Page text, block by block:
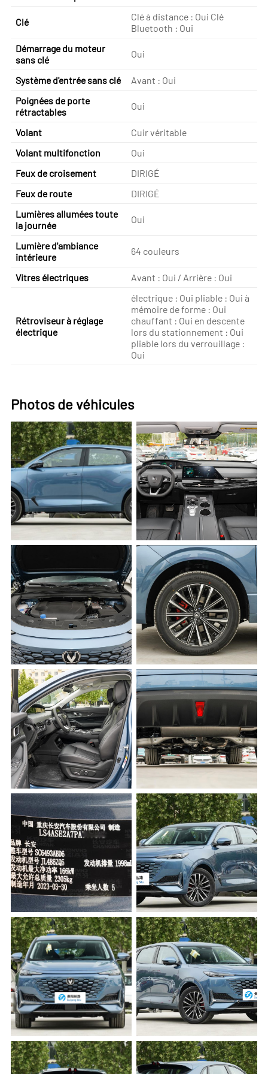
Clé
Clé à distance : Oui Clé
Bluetooth : Oui
Démarrage du moteur
sans clé
Oui
Système d'entrée sans clé
Avant : Oui
Poignées de porte
rétractables
Oui
Volant
Cuir véritable
Volant multifonction
Oui
Feux de croisement
DIRIGÉ
Feux de route
DIRIGÉ
Lumières allumées toute
la journée
Oui
Lumière d'ambiance
intérieure
64 couleurs
Vitres électriques Avant : Oui / Arrière : Oui
Rétroviseur à réglage
électrique
électrique : Oui pliable : Oui à
mémoire de forme : Oui
chauffant : Oui en descente
lors du stationnement : Oui
pliable lors du verrouillage :
Oui
Photos de véhicules